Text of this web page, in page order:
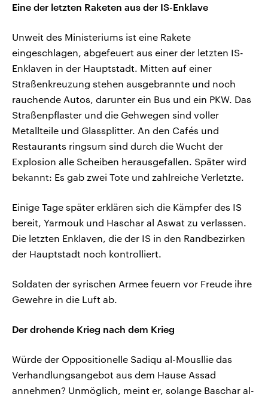
Eine der letzten Raketen aus der IS-Enklave
Unweit des Ministeriums ist eine Rakete
eingeschlagen, abgefeuert aus einer der letzten IS-
Enklaven in der Hauptstadt. Mitten auf einer
Straßenkreuzung stehen ausgebrannte und noch
rauchende Autos, darunter ein Bus und ein PKW. Das
Straßenpflaster und die Gehwegen sind voller
Metallteile und Glassplitter. An den Cafés und
Restaurants ringsum sind durch die Wucht der
Explosion alle Scheiben herausgefallen. Später wird
bekannt: Es gab zwei Tote und zahlreiche Verletzte.
Einige Tage später erklären sich die Kämpfer des IS
bereit, Yarmouk und Haschar al Aswat zu verlassen.
Die letzten Enklaven, die der IS in den Randbezirken
der Hauptstadt noch kontrolliert.
Soldaten der syrischen Armee feuern vor Freude ihre
Gewehre in die Luft ab.
Der drohende Krieg nach dem Krieg
Würde der Oppositionelle Sadiqu al-Mousllie das
Verhandlungsangebot aus dem Hause Assad
annehmen? Unmöglich, meint er, solange Baschar al-